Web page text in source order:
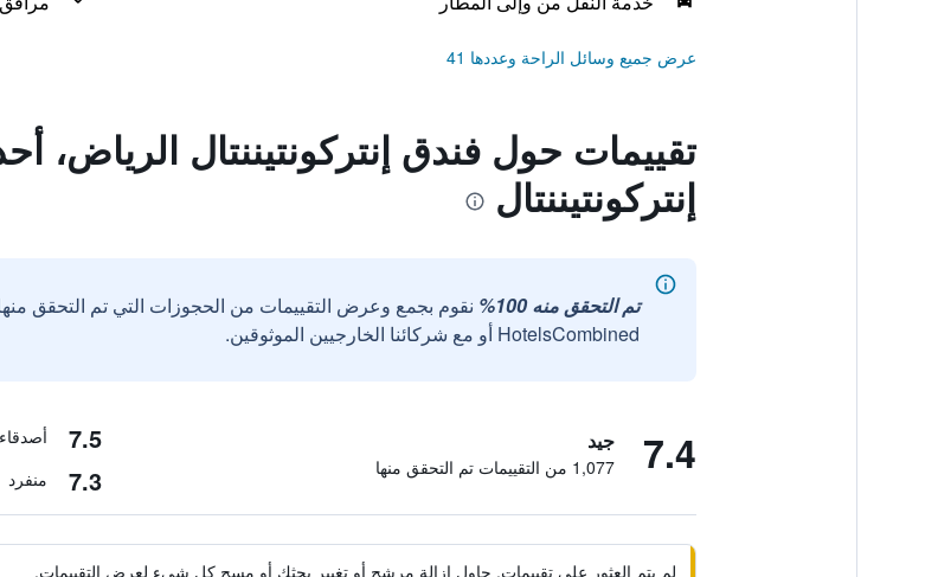
عرض جميع وسائل الراحة وعددها 41
تقييمات حول فندق إنتركونتيننتال الرياض،
إنتركونتيننتال
تم التحقق منه 100%
نقوم بجمع وعرض التقييمات من الحجوزات التي تم التحقق
HotelsCombined أو مع شركائنا الخارجيين الموثوقين.
7.4 جيد
1,077 من التقييمات تم التحقق منها
7.5 أصدقاء
7.3 منفرد
لم يتم العثور على تقييمات. حاول إزالة مرشح أو تغيير بحثك أو مسح كل شيء لعرض التقييمات.